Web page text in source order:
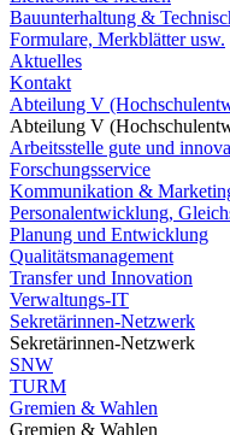
Bauunterhaltung &
Formulare, Merkblätter usw.
Aktuelles
Kontakt
Abteilung V
Abteilung V
Arbeitsstelle gute und
Forschungsservice
Kommunikation &
Personalentwicklung,
Planung und Entwicklung
Qualitätsmanagement
Transfer und Innovation
Verwaltungs-IT
Sekretärinnen-Netzwerk
Sekretärinnen-Netzwerk
SNW
TURM
Gremien & Wahlen
Gremien & Wahlen